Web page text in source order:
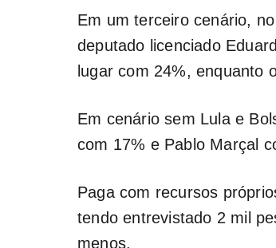
Em um terceiro cenário,
deputado licenciado
lugar com 24%, enquanto
Em cenário sem Lula e
com 17% e Pablo Marçal
Paga com recursos
tendo entrevistado 2 mil
menos.